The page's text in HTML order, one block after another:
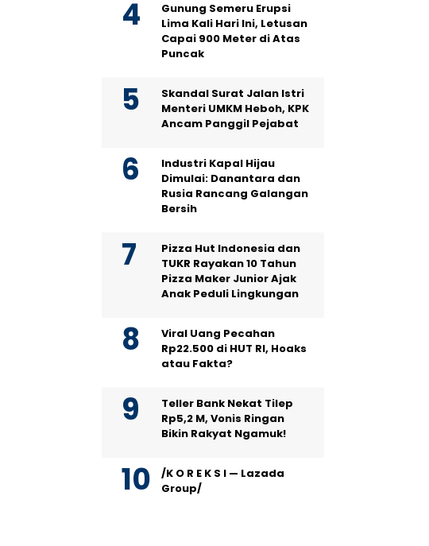
Gunung Semeru Erupsi
Lima Kali Hari Ini, Letusan
Capai 900 Meter di Atas
Puncak
Skandal Surat Jalan Istri
Menteri UMKM Heboh, KPK
Ancam Panggil Pejabat
Industri Kapal Hijau
Dimulai: Danantara dan
Rusia Rancang Galangan
Bersih
Pizza Hut Indonesia dan
TUKR Rayakan 10 Tahun
Pizza Maker Junior Ajak
Anak Peduli Lingkungan
Viral Uang Pecahan
Rp22.500 di HUT RI, Hoaks
atau Fakta?
Teller Bank Nekat Tilep
Rp5,2 M, Vonis Ringan
Bikin Rakyat Ngamuk!
/K O R E K S I — Lazada
Group/